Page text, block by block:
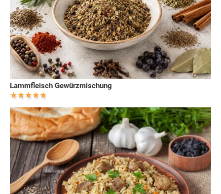
Lammfleisch Gewürzmischung